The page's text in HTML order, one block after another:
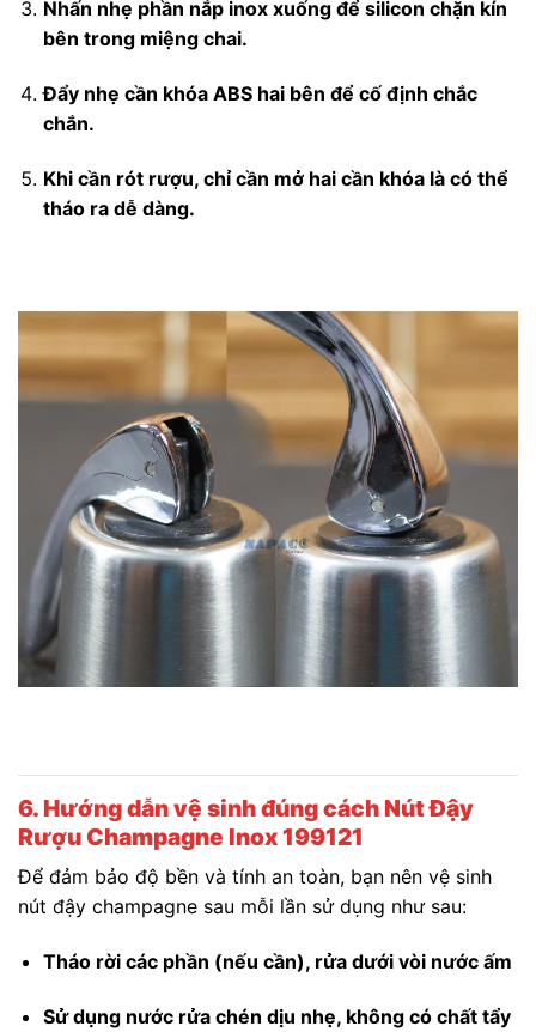
Nhấn nhẹ phần nắp inox xuống để silicon chặn kín
bên trong miệng chai.
Đẩy nhẹ cần khóa ABS hai bên để cố định chắc
chắn.
Khi cần rót rượu, chỉ cần mở hai cần khóa là có thể
tháo ra dễ dàng.
6. Hướng dẫn vệ sinh đúng cách Nút Đậy
Rượu Champagne Inox 199121
Để đảm bảo độ bền và tính an toàn, bạn nên vệ sinh
nút đậy champagne sau mỗi lần sử dụng như sau:
Tháo rời các phần (nếu cần), rửa dưới vòi nước ấm
Sử dụng nước rửa chén dịu nhẹ, không có chất tẩy